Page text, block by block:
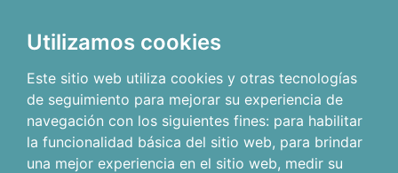
Utilizamos cookies
Este sitio web utiliza cookies y otras tecnologías
de seguimiento para mejorar su experiencia de
navegación con los siguientes fines: para habilitar
la funcionalidad básica del sitio web, para brindar
una mejor experiencia en el sitio web, medir su